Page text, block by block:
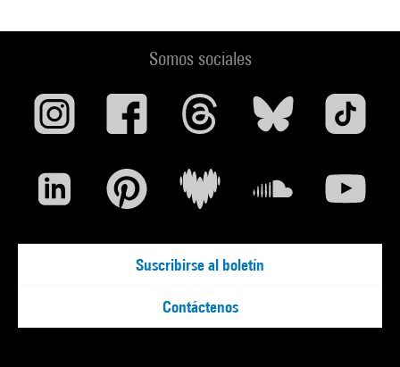
Somos sociales
Suscribirse al boletín
Contáctenos